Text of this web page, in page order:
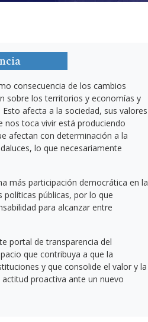
consecuencia de los cambios
sobre los territorios y economías y
afecta a la sociedad, sus valores
nos toca vivir está produciendo
afectan con determinación a la
lo que necesariamente
más participación democrática en la
políticas públicas, por lo que
para alcanzar entre
portal de transparencia del
que contribuya a que la
y que consolide el valor y la
proactiva ante un nuevo